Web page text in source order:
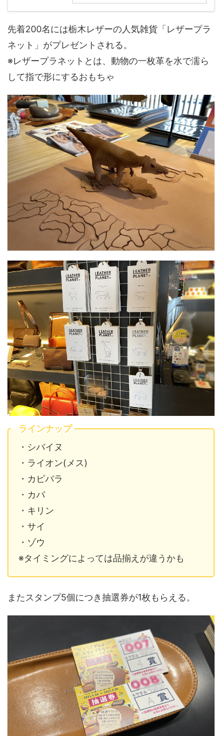
先着200名には栃木レザーの人気雑貨「レザープラ
ネット」がプレゼントされる。
※レザープラネットとは、動物の一枚革を水で濡ら
して指で形にするおもちゃ
ラインナップ
・シバイヌ
・ライオン(メス)
・カピバラ
・カバ
・キリン
・サイ
・ゾウ
※タイミングによっては品揃えが違うかも
またスタンプ5個につき抽選券が1枚もらえる。